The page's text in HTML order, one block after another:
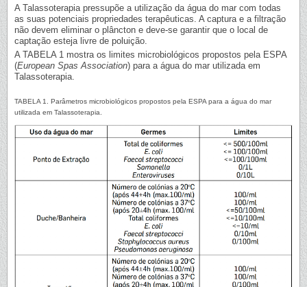
A Talassoterapia pressupõe a utilização da água do mar com todas
as suas potenciais propriedades terapêuticas. A captura e a filtração
não devem eliminar o plâncton e deve-se garantir que o local de
captação esteja livre de poluição.
A TABELA 1 mostra os limites microbiológicos propostos pela ESPA
(European Spas Association) para a água do mar utilizada em
Talassoterapia.
TABELA 1. Parâmetros microbiológicos propostos pela ESPA para a água do mar
utilizada em Talassoterapia.